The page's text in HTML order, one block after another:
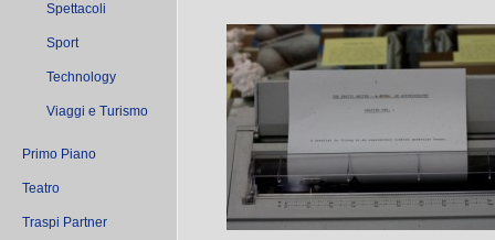
Spettacoli
Sport
Technology
Viaggi e Turismo
Primo Piano
Teatro
Traspi Partner